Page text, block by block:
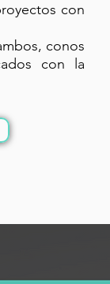
con
conos
con la